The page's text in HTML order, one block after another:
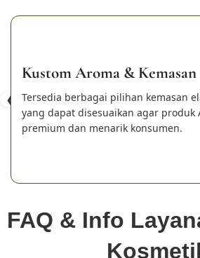
❮
Kustom Aroma & Kemasan
Tersedia berbagai pilihan kemasan
yang dapat disesuaikan agar produk
premium dan menarik konsumen.
FAQ & Info